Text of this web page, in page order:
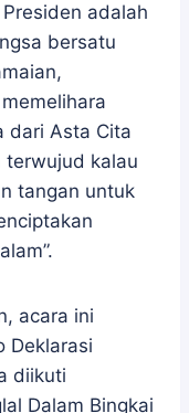
adalah
bersatu
dari Asta Cita
terwujud kalau
tangan untuk
acara ini
Deklarasi
diikuti
Dalam Bingkai